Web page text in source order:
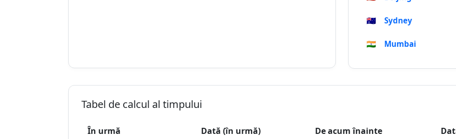
🇦🇺 Sydney
🇮🇳 Mumbai
Tabel de calcul al timpului
În urmă Dată (în urmă) De acum înainte